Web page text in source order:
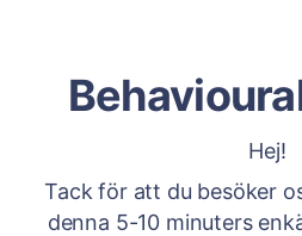
Hej!
Tack för att du besöker
denna 5-10 minuters